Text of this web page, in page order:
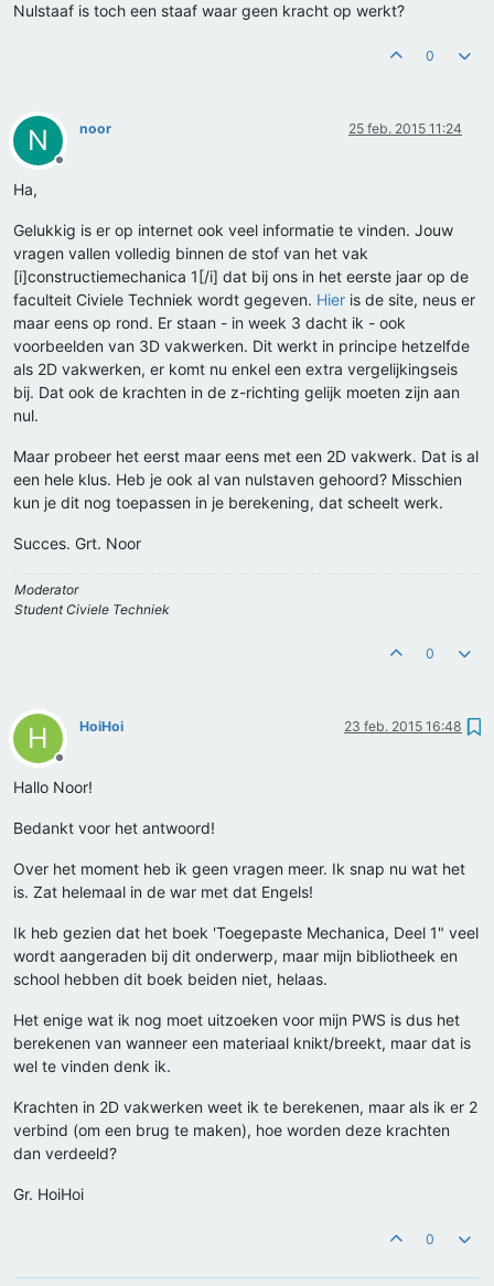
Nulstaaf is toch een staaf waar geen kracht op werkt?
0
N
Offline
noor 25 feb. 2015 11:24
Ha,
Gelukkig is er op internet ook veel informatie te vinden. Jouw
vragen vallen volledig binnen de stof van het vak
[i]constructiemechanica 1[/i] dat bij ons in het eerste jaar op de
faculteit Civiele Techniek wordt gegeven. Hier is de site, neus er
maar eens op rond. Er staan - in week 3 dacht ik - ook
voorbeelden van 3D vakwerken. Dit werkt in principe hetzelfde
als 2D vakwerken, er komt nu enkel een extra vergelijkingseis
bij. Dat ook de krachten in de z-richting gelijk moeten zijn aan
nul.
Maar probeer het eerst maar eens met een 2D vakwerk. Dat is al
een hele klus. Heb je ook al van nulstaven gehoord? Misschien
kun je dit nog toepassen in je berekening, dat scheelt werk.
Succes. Grt. Noor
Moderator
Student Civiele Techniek
0
H
Offline
HoiHoi 23 feb. 2015 16:48
Hallo Noor!
Bedankt voor het antwoord!
Over het moment heb ik geen vragen meer. Ik snap nu wat het
is. Zat helemaal in de war met dat Engels!
Ik heb gezien dat het boek 'Toegepaste Mechanica, Deel 1" veel
wordt aangeraden bij dit onderwerp, maar mijn bibliotheek en
school hebben dit boek beiden niet, helaas.
Het enige wat ik nog moet uitzoeken voor mijn PWS is dus het
berekenen van wanneer een materiaal knikt/breekt, maar dat is
wel te vinden denk ik.
Krachten in 2D vakwerken weet ik te berekenen, maar als ik er 2
verbind (om een brug te maken), hoe worden deze krachten
dan verdeeld?
Gr. HoiHoi
0